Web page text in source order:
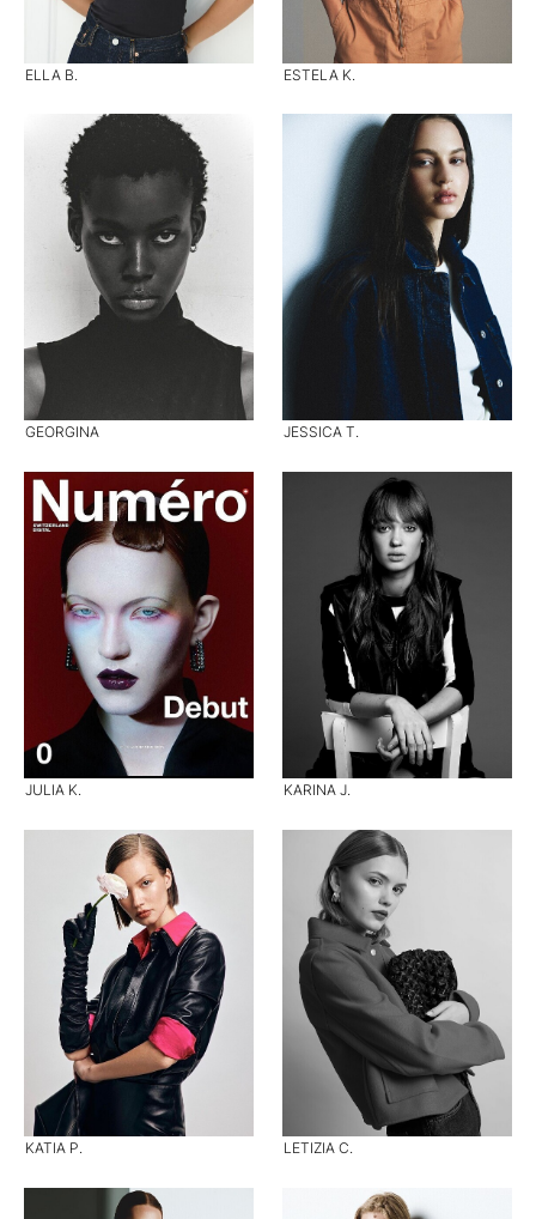
ELLA B. ESTELA K.
GEORGINA JESSICA T.
JULIA K. KARINA J.
KATIA P. LETIZIA C.